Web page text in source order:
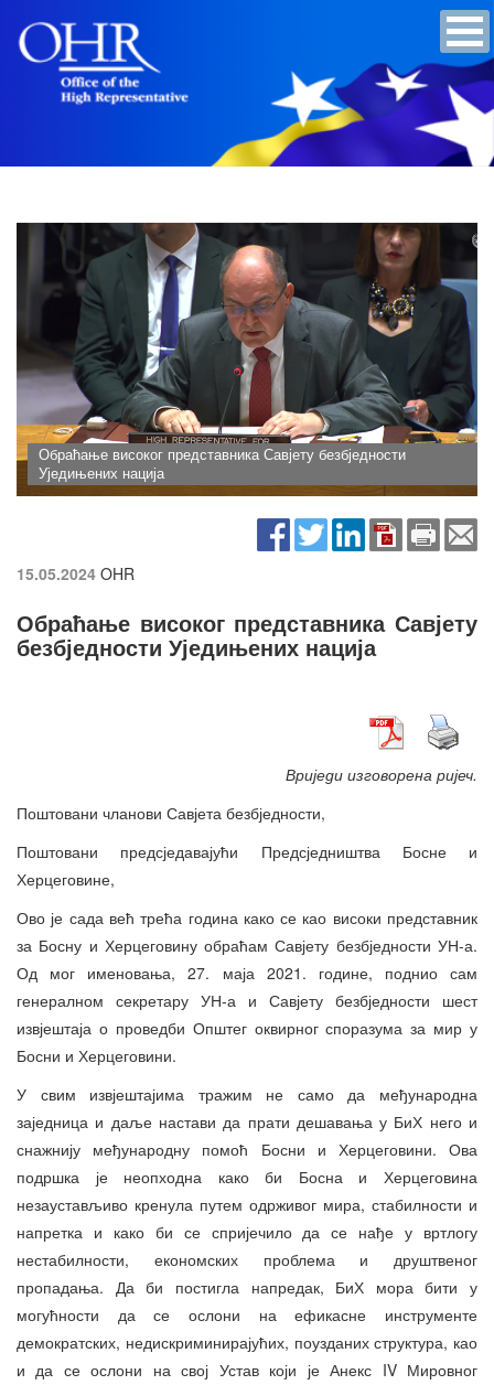
Обраћање високог представника Савјету безбједности
Уједињених нација
15.05.2024 OHR
Обраћање високог представника Савјету
безбједности Уједињених нација
Вриједи изговорена ријеч.
Поштовани чланови Савјета безбједности,
Поштовани предсједавајући Предсједништва Босне и
Херцеговине,
Ово је сада већ трећа година како се као високи представник
за Босну и Херцеговину обраћам Савјету безбједности УН-а.
Од мог именовања, 27. маја 2021. године, поднио сам
генералном секретару УН-а и Савјету безбједности шест
извјештаја о проведби Општег оквирног споразума за мир у
Босни и Херцеговини.
У свим извјештајима тражим не само да међународна
заједница и даље настави да прати дешавања у БиХ него и
снажнију међународну помоћ Босни и Херцеговини. Ова
подршка је неопходна како би Босна и Херцеговина
незаустављиво кренула путем одрживог мира, стабилности и
напретка и како би се спријечило да се нађе у вртлогу
нестабилности, економских проблема и друштвеног
пропадања. Да би постигла напредак, БиХ мора бити у
могућности да се ослони на ефикасне инструменте
демократских, недискриминирајућих, поузданих структура, као
и да се ослони на свој Устав који је Анекс IV Мировног